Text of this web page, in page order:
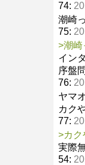
74:
潮崎
75:
>潮崎
イン
序盤
76:
ヤマ
カク
77:
>カク
実際
54: